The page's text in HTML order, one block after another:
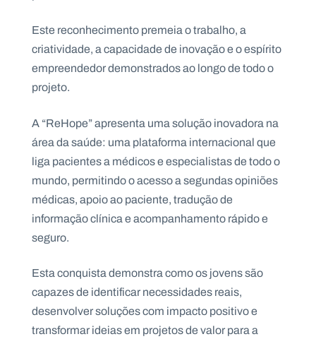
Este reconhecimento premeia o trabalho, a
criatividade, a capacidade de inovação e o espírito
empreendedor demonstrados ao longo de todo o
projeto.
A “ReHope” apresenta uma solução inovadora na
área da saúde: uma plataforma internacional que
liga pacientes a médicos e especialistas de todo o
mundo, permitindo o acesso a segundas opiniões
médicas, apoio ao paciente, tradução de
informação clínica e acompanhamento rápido e
seguro.
Esta conquista demonstra como os jovens são
capazes de identificar necessidades reais,
desenvolver soluções com impacto positivo e
transformar ideias em projetos de valor para a
a
n
o
s
.
A
g
e
n
a
C
o
n
t
c
t
o
e
s
l
e
tt